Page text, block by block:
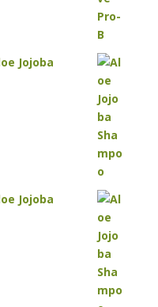
Jojoba
Jojoba